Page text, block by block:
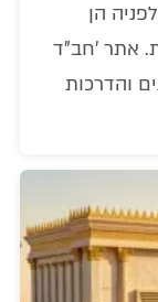
הן
אתר 'חב"ד
והדרכות